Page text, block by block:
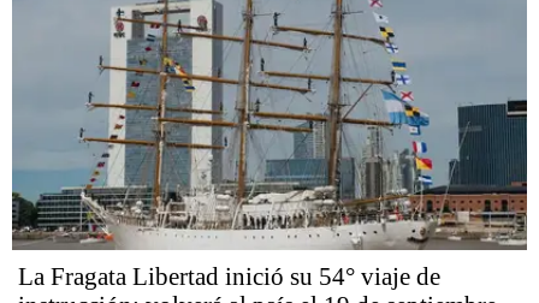
La Fragata Libertad inició su 54° viaje de